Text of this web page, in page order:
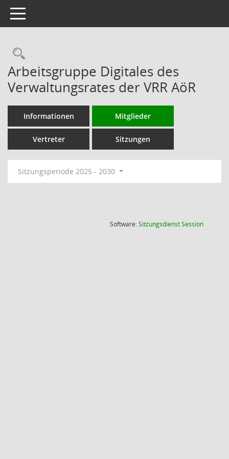
Toggle navigation
Rechercheauswahl
Arbeitsgruppe Digitales des
Verwaltungsrates der VRR AöR
Informationen Mitglieder
Vertreter Sitzungen
Sitzungsperiode 2025 - 2030
Software:SitzungsdienstSession(Wird in